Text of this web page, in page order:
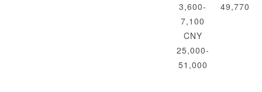
3,600-
7,100
CNY
25,000-
51,000
49,770